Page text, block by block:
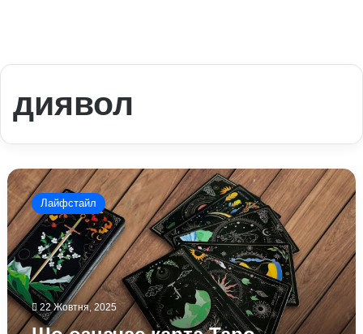
диявол
Що
означає
карта
Таро
«Диявол»:
пояснення
тарологів
Лайфстайл
22 Жовтня, 2025